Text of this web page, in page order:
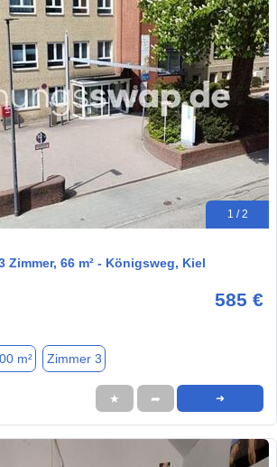
1 / 2
Zimmer, 66 m² - Königsweg, Kiel
585 €
m² Zimmer 3
★ ➦ ➜